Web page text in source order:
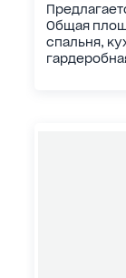
Общая
спальня,